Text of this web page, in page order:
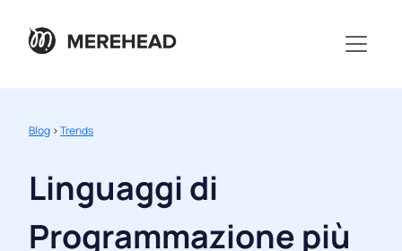
Blog >Trends
Linguaggi di
Programmazione più